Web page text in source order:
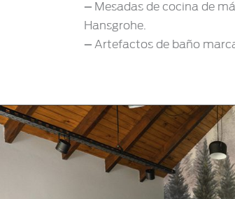
– Mesadas de cocina de
Hansgrohe.
– Artefactos de baño